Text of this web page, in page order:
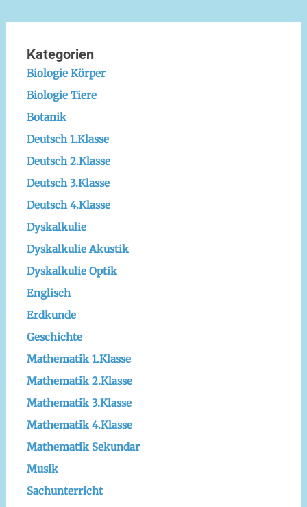
Kategorien
Biologie Körper
Biologie Tiere
Botanik
Deutsch 1.Klasse
Deutsch 2.Klasse
Deutsch 3.Klasse
Deutsch 4.Klasse
Dyskalkulie
Dyskalkulie Akustik
Dyskalkulie Optik
Englisch
Erdkunde
Geschichte
Mathematik 1.Klasse
Mathematik 2.Klasse
Mathematik 3.Klasse
Mathematik 4.Klasse
Mathematik Sekundar
Musik
Sachunterricht